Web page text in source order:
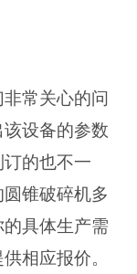
常关心的问
设备的参数
的也不一
锥破碎机多
具体生产需
相应报价。